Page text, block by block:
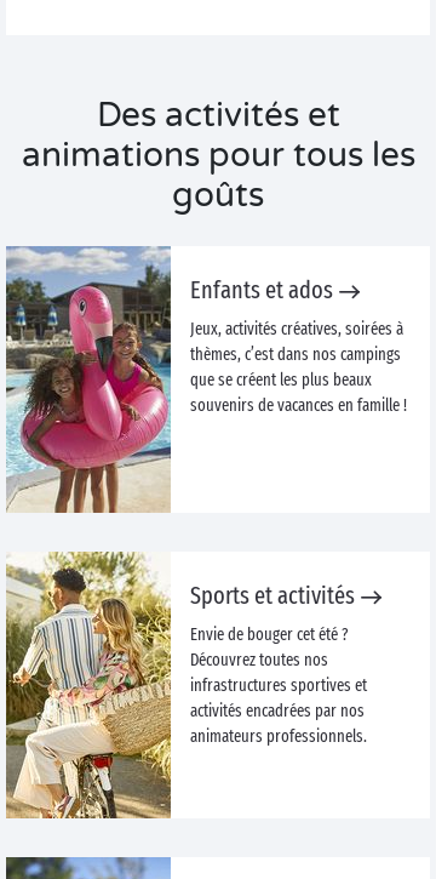
Des activités et
animations pour tous les
goûts
Enfants et ados
Jeux, activités créatives, soirées à
thèmes, c’est dans nos campings
que se créent les plus beaux
souvenirs de vacances en famille !
Sports et activités
Envie de bouger cet été ?
Découvrez toutes nos
infrastructures sportives et
activités encadrées par nos
animateurs professionnels.